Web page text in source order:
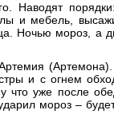
Наводят
и мебель,
Ночью мороз, а
и с огнем
что уже после
мороз –